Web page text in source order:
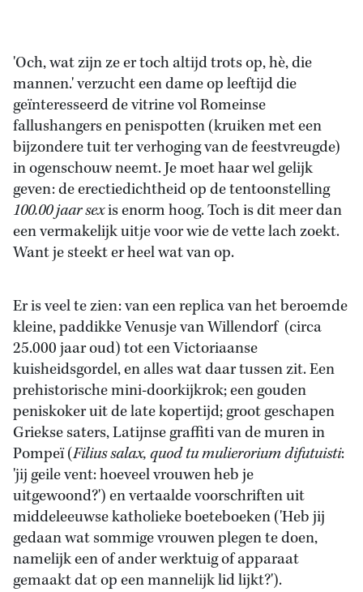
'Och, wat zijn ze er toch altijd trots op, hè, die
mannen.' verzucht een dame op leeftijd die
geïnteresseerd de vitrine vol Romeinse
fallushangers en penispotten (kruiken met een
bijzondere tuit ter verhoging van de feestvreugde)
in ogenschouw neemt. Je moet haar wel gelijk
geven: de erectiedichtheid op de tentoonstelling
100.00 jaar sexis enorm hoog. Toch is dit meer dan
een vermakelijk uitje voor wie de vette lach zoekt.
Want je steekt er heel wat van op.
Er is veel te zien: van een replica van het beroemde
kleine, paddikke Venusje van Willendorf (circa
25.000 jaar oud) tot een Victoriaanse
kuisheidsgordel, en alles wat daar tussen zit. Een
prehistorische mini-doorkijkrok; een gouden
peniskoker uit de late kopertijd; groot geschapen
Griekse saters, Latijnse graffiti van de muren in
Pompeï (Filius salax, quod tu mulierorium difutuisti:
'jij geile vent: hoeveel vrouwen heb je
uitgewoond?') en vertaalde voorschriften uit
middeleeuwse katholieke boeteboeken ('Heb jij
gedaan wat sommige vrouwen plegen te doen,
namelijk een of ander werktuig of apparaat
gemaakt dat op een mannelijk lid lijkt?').